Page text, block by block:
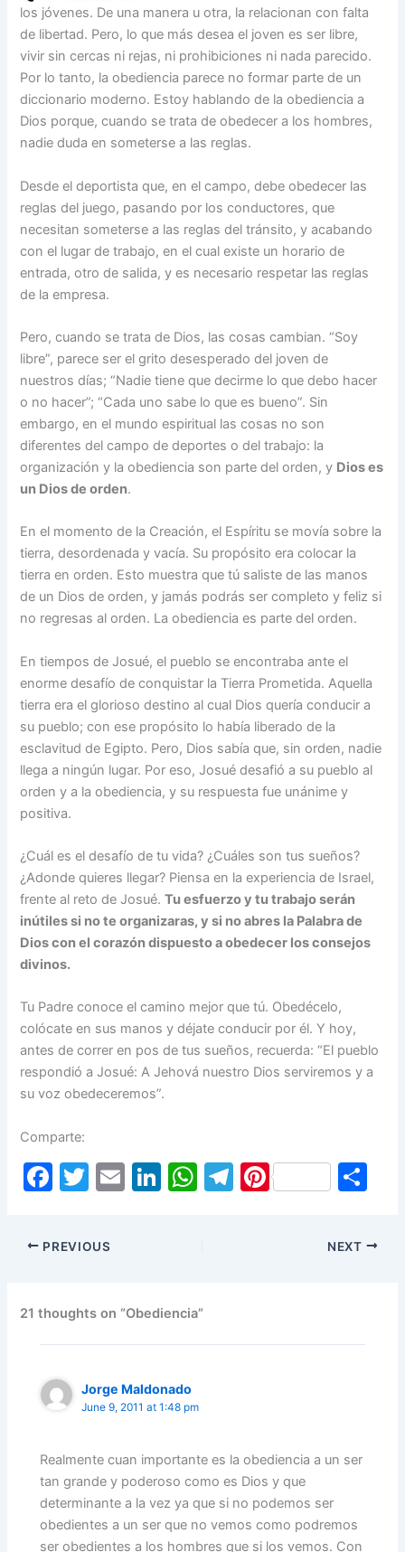
los jóvenes. De una manera u otra, la relacionan con falta
de libertad. Pero, lo que más desea el joven es ser libre,
vivir sin cercas ni rejas, ni prohibiciones ni nada parecido.
Por lo tanto, la obediencia parece no formar parte de un
diccio­nario moderno. Estoy hablando de la obediencia a
Dios porque, cuando se trata de obedecer a los hombres,
nadie duda en someterse a las reglas.
Desde el deportista que, en el campo, debe obedecer las
reglas del juego, pasando por los conductores, que
necesitan someterse a las reglas del tránsito, y aca­bando
con el lugar de trabajo, en el cual existe un horario de
entrada, otro de salida, y es necesario respetar las reglas
de la empresa.
Pero, cuando se trata de Dios, las cosas cambian. “Soy
libre”, parece ser el grito desesperado del joven de
nuestros días; “Nadie tiene que decirme lo que debo hacer
o no hacer”; “Cada uno sabe lo que es bueno”. Sin
embargo, en el mundo espiritual las cosas no son
diferentes del campo de deportes o del trabajo: la
organización y la obediencia son parte del orden, y Dios es
un Dios de orden.
En el momento de la Creación, el Espíritu se movía sobre la
tierra, desor­denada y vacía. Su propósito era colocar la
tierra en orden. Esto muestra que tú saliste de las manos
de un Dios de orden, y jamás podrás ser completo y feliz si
no regresas al orden. La obediencia es parte del orden.
En tiempos de Josué, el pueblo se encontraba ante el
enorme desafío de conquistar la Tierra Prometida. Aquella
tierra era el glorioso destino al cual Dios quería conducir a
su pueblo; con ese propósito lo había liberado de la
esclavitud de Egipto. Pero, Dios sabía que, sin orden, nadie
llega a ningún lugar. Por eso, Josué desafió a su pueblo al
orden y a la obediencia, y su res­puesta fue unánime y
positiva.
¿Cuál es el desafío de tu vida? ¿Cuáles son tus sueños?
¿Adonde quieres llegar? Piensa en la experiencia de Israel,
frente al reto de Josué.Tu esfuerzo y tu trabajo serán
inútiles si no te organizaras, y si no abres la Palabra de
Dios con el corazón dispuesto a obedecer los consejos
divinos.
Tu Padre conoce el camino mejor que tú. Obedécelo,
colócate en sus manos y déjate conducir por él. Y hoy,
antes de correr en pos de tus sueños, recuerda: “El pueblo
respondió a Josué: A Jehová nuestro Dios serviremos y a
su voz obedeceremos”.
Comparte:
F
c
e
o
o
k
T
itt
er
E
Li
n
W
p
p
T Pi
ar
PREVIOUS NEXT
21 thoughts on “Obediencia”
Jorge Maldonado
June 9, 2011 at 1:48 pm
Realmente cuan importante es la obediencia a un ser
tan grande y poderoso como es Dios y que
determinante a la vez ya que si no podemos ser
obedientes a un ser que no vemos como podremos
ser obedientes a los hombres que si los vemos. Con